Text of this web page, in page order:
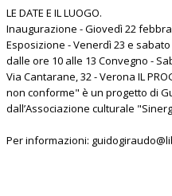
LE DATE E IL LUOGO.
Inaugurazione - Giovedì 22
Esposizione - Venerdì 23 e
dalle ore 10 alle 13 Convegno -
Via Cantarane, 32 - Verona IL
non conforme" è un progetto di
dall’Associazione culturale
Per informazioni: